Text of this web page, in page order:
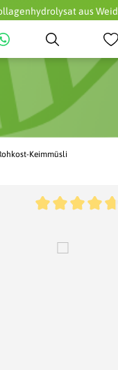
aus
Keimmüsli